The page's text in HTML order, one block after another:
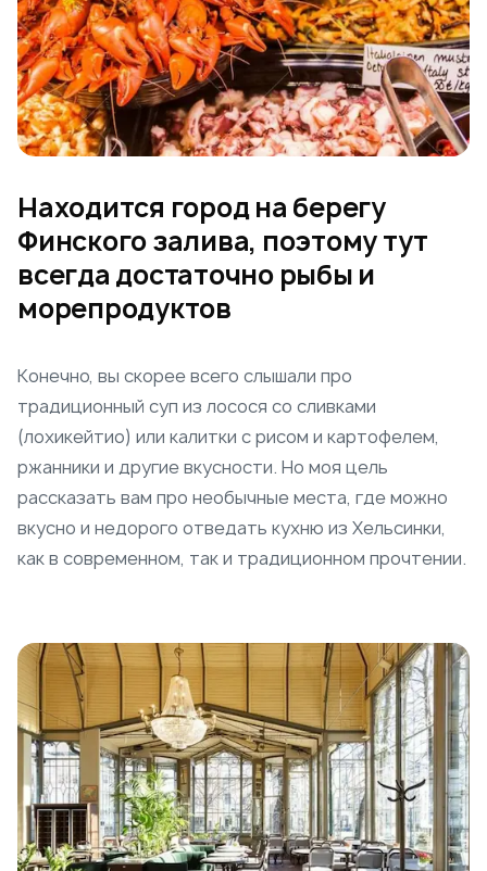
Находится город на берегу
Финского залива, поэтому тут
всегда достаточно рыбы и
морепродуктов
Конечно, вы скорее всего слышали про
традиционный суп из лосося со сливками
(лохикейтио) или калитки с рисом и картофелем,
ржанники и другие вкусности. Но моя цель
рассказать вам про необычные места, где можно
вкусно и недорого отведать кухню из Хельсинки,
как в современном, так и традиционном прочтении.